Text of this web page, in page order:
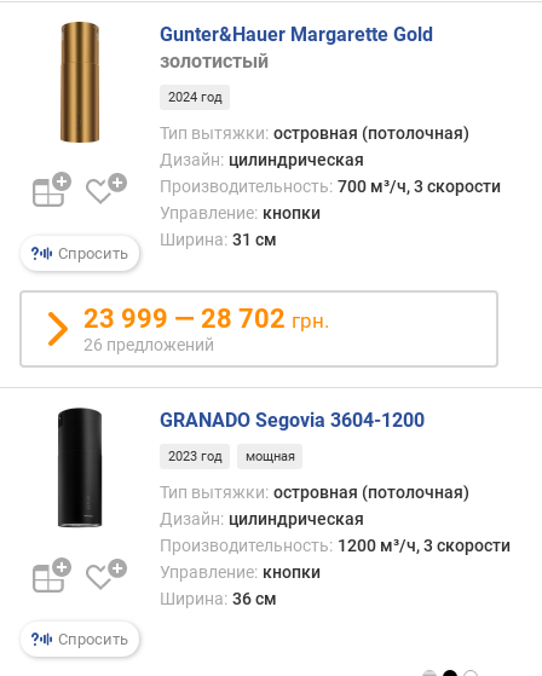
у
п
д
о
н
и
й
ш
и
а
с
м
Спросить
Gunter&Hauer Margarette Gold
золотистый
2024 год
Тип вытяжки: островная (потолочная)
Дизайн: цилиндрическая
Производительность: 700 м³/ч, 3 скорости
Управление: кнопки
Ширина: 31 см
23 999 — 28 702 грн.
26 предложений
Спросить
GRANADO Segovia 3604-1200
2023 год мощная
Тип вытяжки: островная (потолочная)
Дизайн: цилиндрическая
Производительность: 1200 м³/ч, 3 скорости
Управление: кнопки
Ширина: 36 см